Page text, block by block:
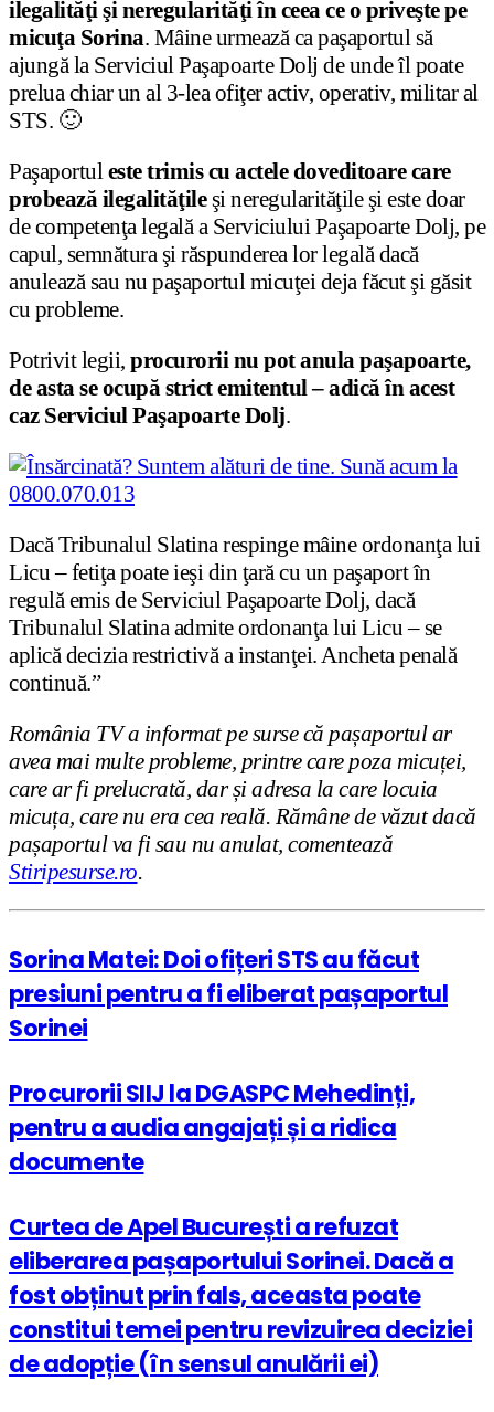
ilegalităţi şi neregularităţi în ceea ce o priveşte pe
micuţa Sorina. Mâine urmează ca paşaportul să
ajungă la Serviciul Paşapoarte Dolj de unde îl poate
prelua chiar un al 3-lea ofiţer activ, operativ, militar al
STS. 🙂
Paşaportuleste trimis cu actele doveditoare care
probează ilegalităţileşi neregularităţile şi este doar
de competenţa legală a Serviciului Paşapoarte Dolj, pe
capul, semnătura şi răspunderea lor legală dacă
anulează sau nu paşaportul micuţei deja făcut şi găsit
cu probleme.
Potrivit legii, procurorii nu pot anula paşapoarte,
de asta se ocupă strict emitentul – adică în acest
caz Serviciul Paşapoarte Dolj.
Dacă Tribunalul Slatina respinge mâine ordonanţa lui
Licu – fetiţa poate ieşi din ţară cu un paşaport în
regulă emis de Serviciul Paşapoarte Dolj, dacă
Tribunalul Slatina admite ordonanţa lui Licu – se
aplică decizia restrictivă a instanţei. Ancheta penală
continuă.”
România TV a informat pe surse că pașaportul ar
avea mai multe probleme, printre care poza micuței,
care ar fi prelucrată, dar și adresa la care locuia
micuța, care nu era cea reală. Rămâne de văzut dacă
pașaportul va fi sau nu anulat, comentează
Stiripesurse.ro.
Sorina Matei: Doi ofițeri STS au făcut
presiuni pentru a fi eliberat pașaportul
Sorinei
Procurorii SIIJ la DGASPC Mehedinți,
pentru a audia angajați și a ridica
documente
Curtea de Apel București a refuzat
eliberarea pașaportului Sorinei. Dacă a
fost obținut prin fals, aceasta poate
constitui temei pentru revizuirea deciziei
de adopție (în sensul anulării ei)